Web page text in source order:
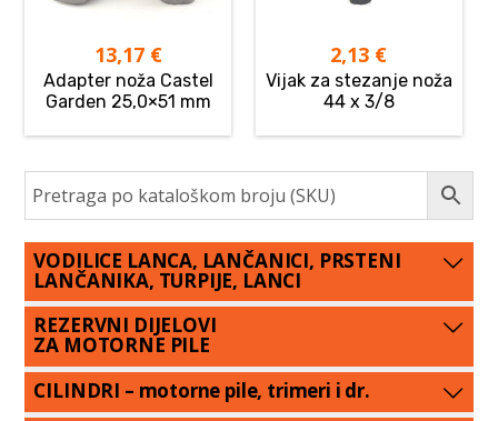
13,17 €
Adapter noža Castel
Garden 25,0×51 mm
2,13 €
Vijak za stezanje noža
44 x 3/8
VODILICE LANCA, LANČANICI, PRSTENI
LANČANIKA, TURPIJE, LANCI
REZERVNI DIJELOVI
ZA MOTORNE PILE
CILINDRI – motorne pile, trimeri i dr.